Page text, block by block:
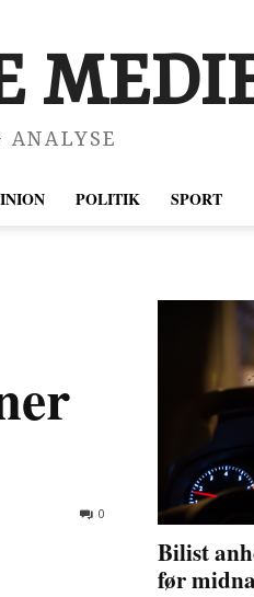
ANALYSE
POLITIK SPORT
0
Bilist
før